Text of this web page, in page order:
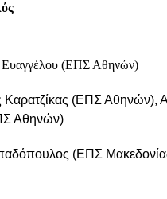
Ευαγγέλου (ΕΠΣ Αθηνών)
Καρατζίκας (ΕΠΣ Αθηνών),
Αθηνών)
(ΕΠΣ